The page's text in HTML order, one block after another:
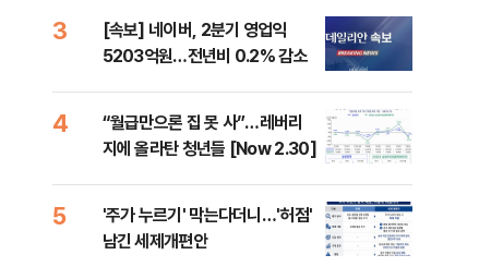
3
[속보] 네이버, 2분기 영업익
5203억원…전년비 0.2% 감소
4
“월급만으론 집 못 사”…레버리
지에 올라탄 청년들 [Now 2.30]
5
'주가 누르기' 막는다더니…'허점'
남긴 세제개편안